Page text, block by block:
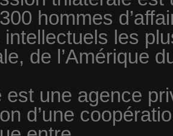
hommes
les
de l’Amérique
est une agence
d’une